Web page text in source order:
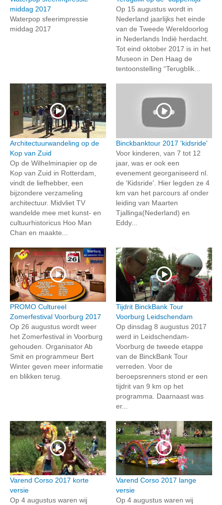
middag 2017
Waterpop sfeerimpressie
middag 2017
Op 15 augustus wordt in
Nederland jaarlijks het einde
van de Tweede Wereldoorlog
in Nederlands Indië herdacht.
Tot eind oktober 2017 is in het
Museon in Den Haag de
tentoonstelling “Terugblik...
Architectuurwandeling op de
Kop van Zuid
Op de Wilhelminapier op de
Kop van Zuid in Rotterdam,
vindt de liefhebber, een
bijzondere verzameling
architectuur. Midvliet TV
wandelde mee met kunst- en
cultuurhistoricus Hoo Man
Chan en maakte...
Binckbanktour 2017 'kidsride'
Voor kinderen, van 7 tot 12
jaar, was er ook een
evenement georganiseerd nl.
de 'Kidsride'. Hier legden ze 4
km van het parcours af onder
leiding van Maarten
Tjallinga(Nederland) en
Eddy...
PROMO Cultureel
Zomerfestival Voorburg 2017
Op 26 augustus wordt weer
het Zomerfestival in Voorburg
gehouden. Organisator Ab
Smit en programmeur Bert
Winter geven meer informatie
en blikken terug.
Tijdrit BinckBank Tour
Voorburg Leidschendam
Op dinsdag 8 augustus 2017
werd in Leidschendam-
Voorburg de tweede etappe
van de BinckBank Tour
verreden. Voor de
beroepsrenners stond er een
tijdrit van 9 km op het
programma. Daarnaast was
er...
Varend Corso 2017 korte
versie
Op 4 augustus waren wij
Varend Corso 2017 lange
versie
Op 4 augustus waren wij